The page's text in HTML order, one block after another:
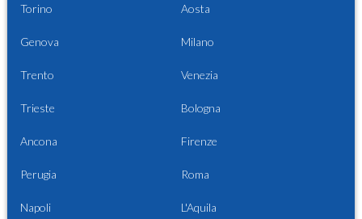
Torino Aosta
Genova Milano
Trento Venezia
Trieste Bologna
Ancona Firenze
Perugia Roma
Napoli L'Aquila